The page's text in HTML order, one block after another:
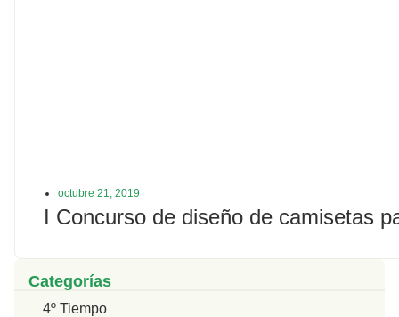
octubre 21, 2019
I Concurso de diseño de camisetas
Categorías
4º Tiempo